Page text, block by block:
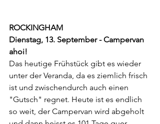
ROCKINGHAM
Dienstag, 13. September - Campervan
ahoi!
Das heutige Frühstück gibt es wieder
unter der Veranda, da es ziemlich frisch
ist und zwischendurch auch einen
"Gutsch" regnet. Heute ist es endlich
so weit, der Campervan wird abgeholt